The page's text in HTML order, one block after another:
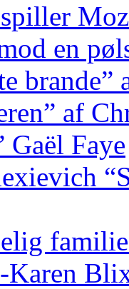
en
af
Faye
Karen